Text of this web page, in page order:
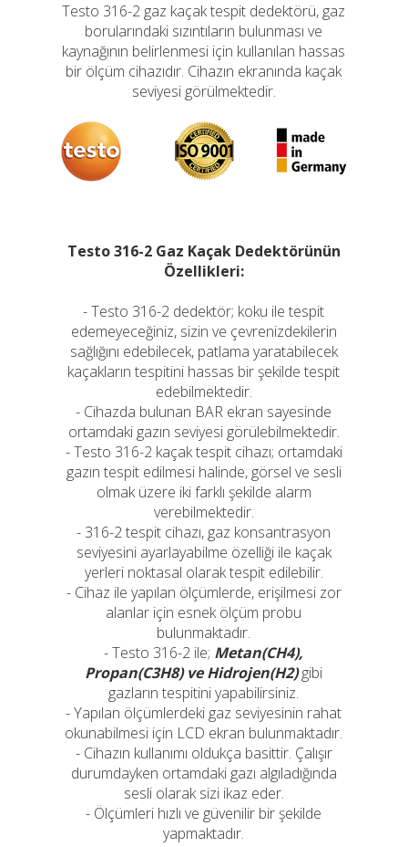
Testo 316-2 gaz kaçak tespit dedektörü, gaz
borularındaki sızıntıların bulunması ve
kaynağının belirlenmesi için kullanılan hassas
bir ölçüm cihazıdır. Cihazın ekranında kaçak
seviyesi görülmektedir.
Testo 316-2 Gaz Kaçak Dedektörünün
Özellikleri:
- Testo 316-2 dedektör; koku ile tespit
edemeyeceğiniz, sizin ve çevrenizdekilerin
sağlığını edebilecek, patlama yaratabilecek
kaçakların tespitini hassas bir şekilde tespit
edebilmektedir.
- Cihazda bulunan BAR ekran sayesinde
ortamdaki gazın seviyesi görülebilmektedir.
- Testo 316-2 kaçak tespit cihazı; ortamdaki
gazın tespit edilmesi halinde, görsel ve sesli
olmak üzere iki farklı şekilde alarm
verebilmektedir.
- 316-2 tespit cihazı, gaz konsantrasyon
seviyesini ayarlayabilme özelliği ile kaçak
yerleri noktasal olarak tespit edilebilir.
- Cihaz ile yapılan ölçümlerde, erişilmesi zor
alanlar için esnek ölçüm probu
bulunmaktadır.
- Testo 316-2 ile; Metan(CH4),
Propan(C3H8) ve Hidrojen(H2)gibi
gazların tespitini yapabilirsiniz.
- Yapılan ölçümlerdeki gaz seviyesinin rahat
okunabilmesi için LCD ekran bulunmaktadır.
- Cihazın kullanımı oldukça basittir. Çalışır
durumdayken ortamdaki gazı algıladığında
sesli olarak sizi ikaz eder.
- Ölçümleri hızlı ve güvenilir bir şekilde
yapmaktadır.